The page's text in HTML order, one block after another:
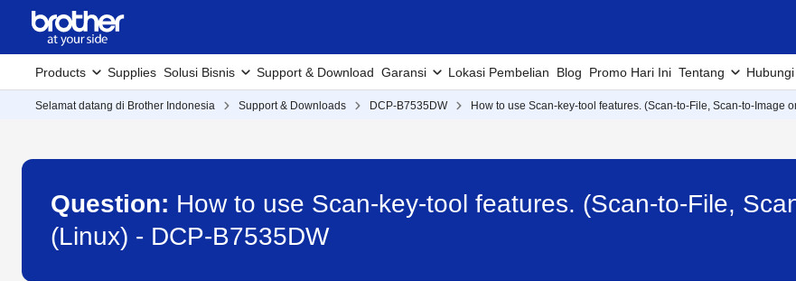
Products Supplies Solusi Bisnis Support & Download Garansi Lokasi Pembelian Blog Promo Hari Ini Tentang
Selamat datang di Brother Indonesia Support & Downloads DCP-B7535DW How to use Scan-key-tool features. (Scan-to-File, Scan-to-Image
Question: How to use Scan-key-tool features. (Scan-to-File,
(Linux) - DCP-B7535DW